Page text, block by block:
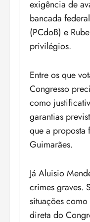
exigência de
bancada
(PCdoB) e
privilégios.
Entre os que
Congresso
como
garantias
que a proposta
Guimarães.
Já Aluisio
crimes graves.
situações
direta do